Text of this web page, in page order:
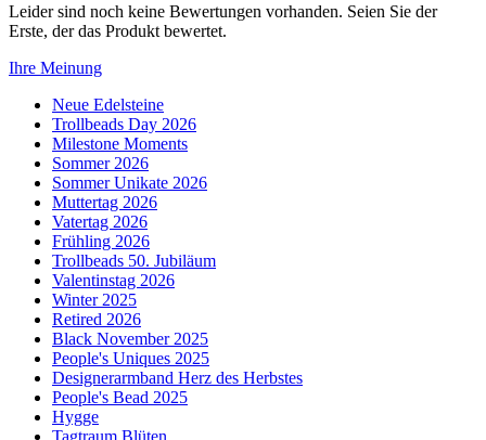
Leider sind noch keine Bewertungen vorhanden. Seien Sie der
Erste, der das Produkt bewertet.
Ihre Meinung
Neue Edelsteine
Trollbeads Day 2026
Milestone Moments
Sommer 2026
Sommer Unikate 2026
Muttertag 2026
Vatertag 2026
Frühling 2026
Trollbeads 50. Jubiläum
Valentinstag 2026
Winter 2025
Retired 2026
Black November 2025
People's Uniques 2025
Designerarmband Herz des Herbstes
People's Bead 2025
Hygge
Tagtraum Blüten